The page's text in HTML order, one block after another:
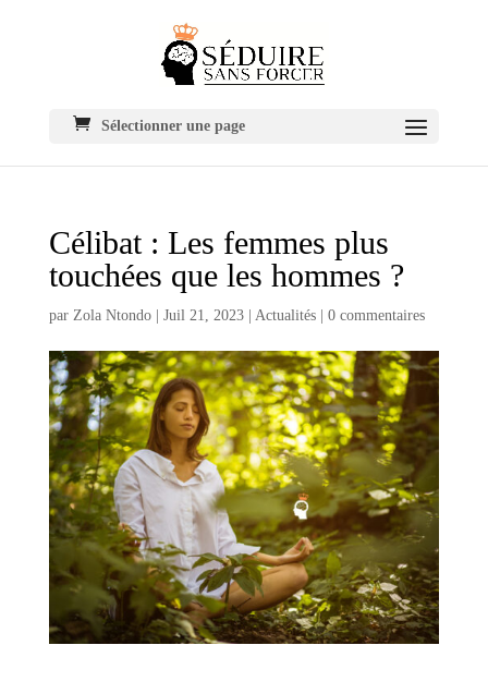
Sélectionner une page
Célibat : Les femmes plus
touchées que les hommes ?
par Zola Ntondo| Juil 21, 2023| Actualités| 0 commentaires